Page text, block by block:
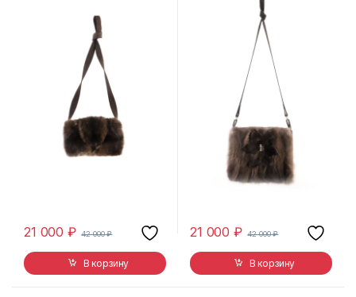
21 000₽ 42 000₽
В корзину
21 000₽ 42 000₽
В корзину